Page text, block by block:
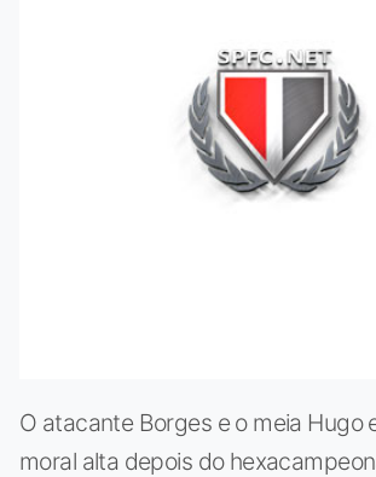
O atacante Borges e o meia Hugo
moral alta depois do